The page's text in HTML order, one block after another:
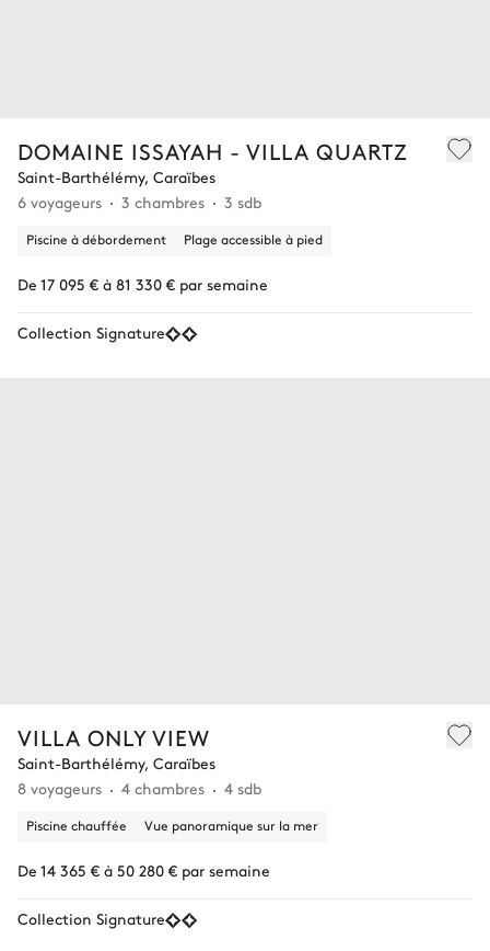
DOMAINE ISSAYAH - VILLA QUARTZ
Saint-Barthélémy, Caraïbes
6 voyageurs
3 chambres 3 sdb
Piscine à débordement Plage accessible à pied
De 17 095 € à 81 330 € par semaine
Collection Signature
VILLA ONLY VIEW
Saint-Barthélémy, Caraïbes
8 voyageurs
4 chambres 4 sdb
Piscine chauffée Vue panoramique sur la mer
De 14 365 € à 50 280 € par semaine
Collection Signature